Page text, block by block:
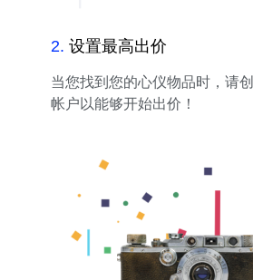
2. 设置最高出价
当您找到您的心仪物品时，请
帐户以能够开始出价！